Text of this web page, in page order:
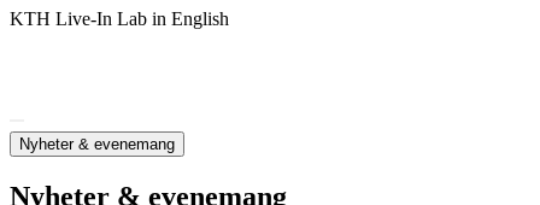
KTH Live-In Lab in English
Nyheter & evenemang
Nyheter & evenemang